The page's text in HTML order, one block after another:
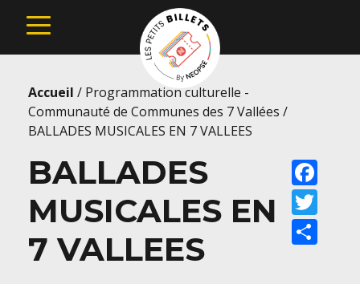
Accueil / Programmation culturelle -
Communauté de Communes des 7 Vallées /
BALLADES MUSICALES EN 7 VALLEES
BALLADES
MUSICALES EN
7 VALLEES
Share